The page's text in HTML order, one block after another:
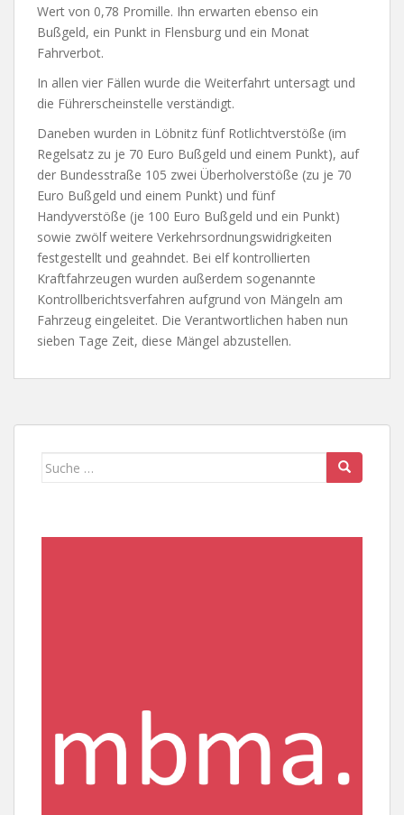
Wert von 0,78 Promille. Ihn erwarten ebenso ein
Bußgeld, ein Punkt in Flensburg und ein Monat
Fahrverbot.
In allen vier Fällen wurde die Weiterfahrt untersagt und
die Führerscheinstelle verständigt.
Daneben wurden in Löbnitz fünf Rotlichtverstöße (im
Regelsatz zu je 70 Euro Bußgeld und einem Punkt), auf
der Bundesstraße 105 zwei Überholverstöße (zu je 70
Euro Bußgeld und einem Punkt) und fünf
Handyverstöße (je 100 Euro Bußgeld und ein Punkt)
sowie zwölf weitere Verkehrsordnungswidrigkeiten
festgestellt und geahndet. Bei elf kontrollierten
Kraftfahrzeugen wurden außerdem sogenannte
Kontrollberichtsverfahren aufgrund von Mängeln am
Fahrzeug eingeleitet. Die Verantwortlichen haben nun
sieben Tage Zeit, diese Mängel abzustellen.
Suche